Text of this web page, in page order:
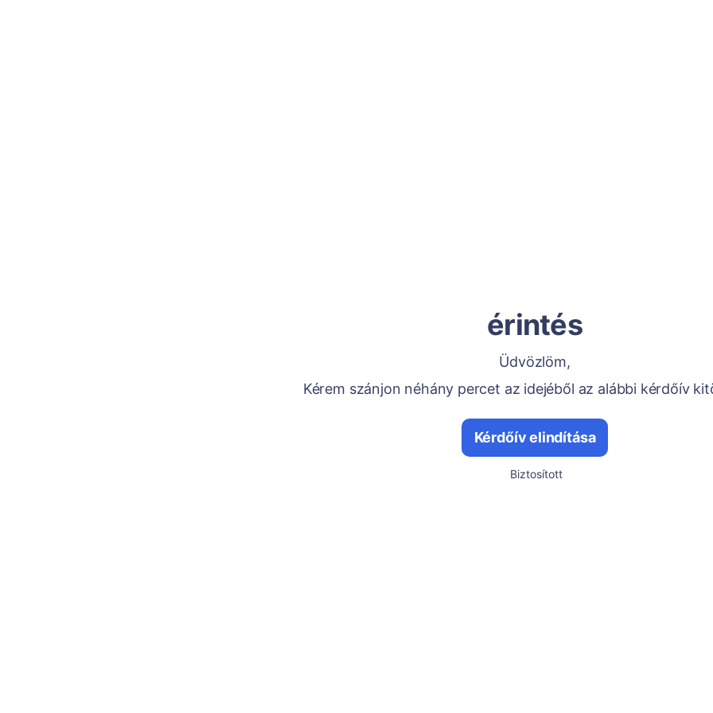
érintés
Üdvözlöm,
Kérem szánjon néhány percet az idejéből az alábbi kérdőív
Kérdőív elindítása
Biztosított